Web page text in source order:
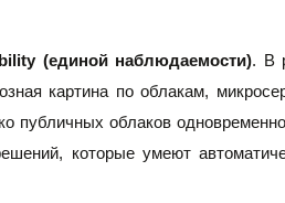
(единой наблюдаемости). В
картина по облакам,
публичных облаков
которые умеют